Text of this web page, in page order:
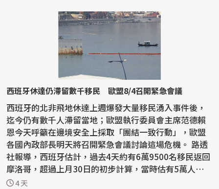
西班牙休達仍滯留數千移民 歐盟8/4召開緊急會議
西班牙的北非飛地休達上週爆發大量移民湧入事件後，
迄今仍有數千人滯留當地；歐盟執行委員會主席范德賴
恩今天呼籲在邊境安全上採取「團結一致行動」，歐盟
各國內政部長明天將召開緊急會議討論這場危機。 路透
社報導，西班牙估計，過去4天約有6萬9500名移民返回
摩洛哥，超過上月30日的初步計算，當時估有5萬人抵達
休...4 天